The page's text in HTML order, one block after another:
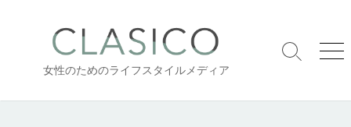
女性のためのライフスタイルメディア
検
り
メ
ー